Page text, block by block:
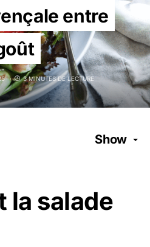
entre
3 MINUTES DE LECTURE
Show
la salade